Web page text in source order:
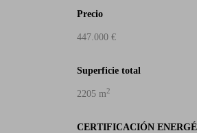
Precio
447.000 €
Superficie total
2205 m2
CERTIFICACIÓN